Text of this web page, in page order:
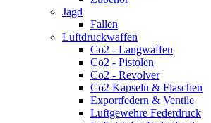
Jagd
Fallen
Luftdruckwaffen
Co2 - Langwaffen
Co2 - Pistolen
Co2 - Revolver
Co2 Kapseln & Flaschen
Exportfedern & Ventile
Luftgewehre Federdruck